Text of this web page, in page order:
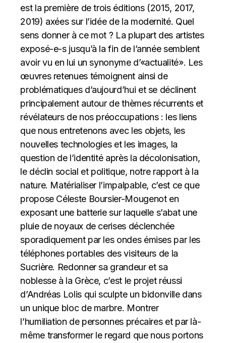
est la première de trois éditions (2015, 2017,
2019) axées sur l’idée de la modernité. Quel
sens donner à ce mot ? La plupart des artistes
exposé-e-s jusqu’à la fin de l’année semblent
avoir vu en lui un synonyme d’«actualité». Les
œuvres retenues témoignent ainsi de
problématiques d’aujourd’hui et se déclinent
principalement autour de thèmes récurrents et
révélateurs de nos préoccupations : les liens
que nous entretenons avec les objets, les
nouvelles technologies et les images, la
question de l’identité après la décolonisation,
le déclin social et politique, notre rapport à la
nature. Matérialiser l’impalpable, c’est ce que
propose Céleste Boursier-Mougenot en
exposant une batterie sur laquelle s’abat une
pluie de noyaux de cerises déclenchée
sporadiquement par les ondes émises par les
téléphones portables des visiteurs de la
Sucrière. Redonner sa grandeur et sa
noblesse à la Grèce, c’est le projet réussi
d’Andréas Lolis qui sculpte un bidonville dans
un unique bloc de marbre. Montrer
l’humiliation de personnes précaires et par là-
même transformer le regard que nous portons